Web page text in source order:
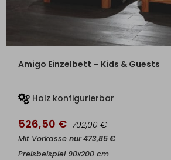
ZUM PRODUKT
Amigo Einzelbett – Kids & Guests
Holz konfigurierbar
526,50 € 702,00€
Mit Vorkasse nur473,85€
Preisbeispiel 90x200 cm